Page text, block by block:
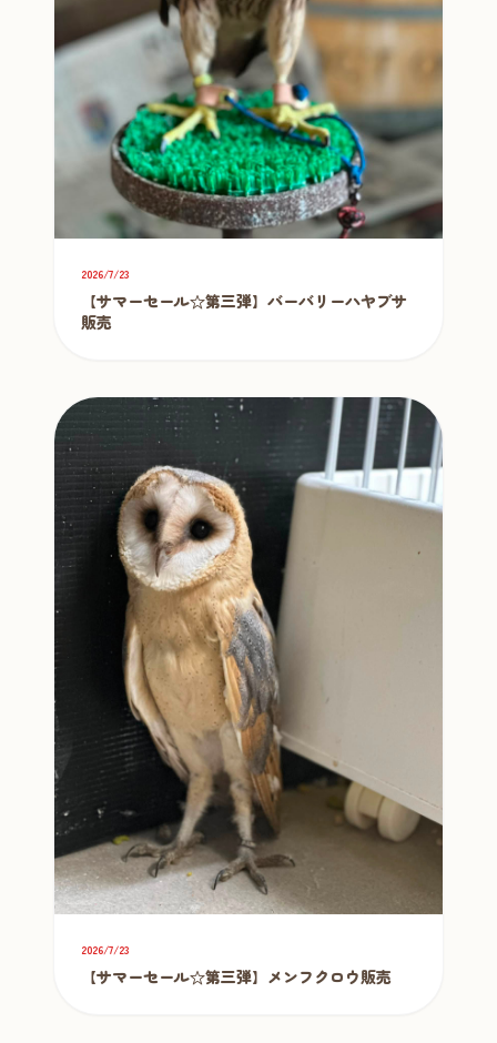
2026/7/23
【サマーセール☆第三弾】バーバリーハヤブサ
販売
2026/7/23
【サマーセール☆第三弾】メンフクロウ販売